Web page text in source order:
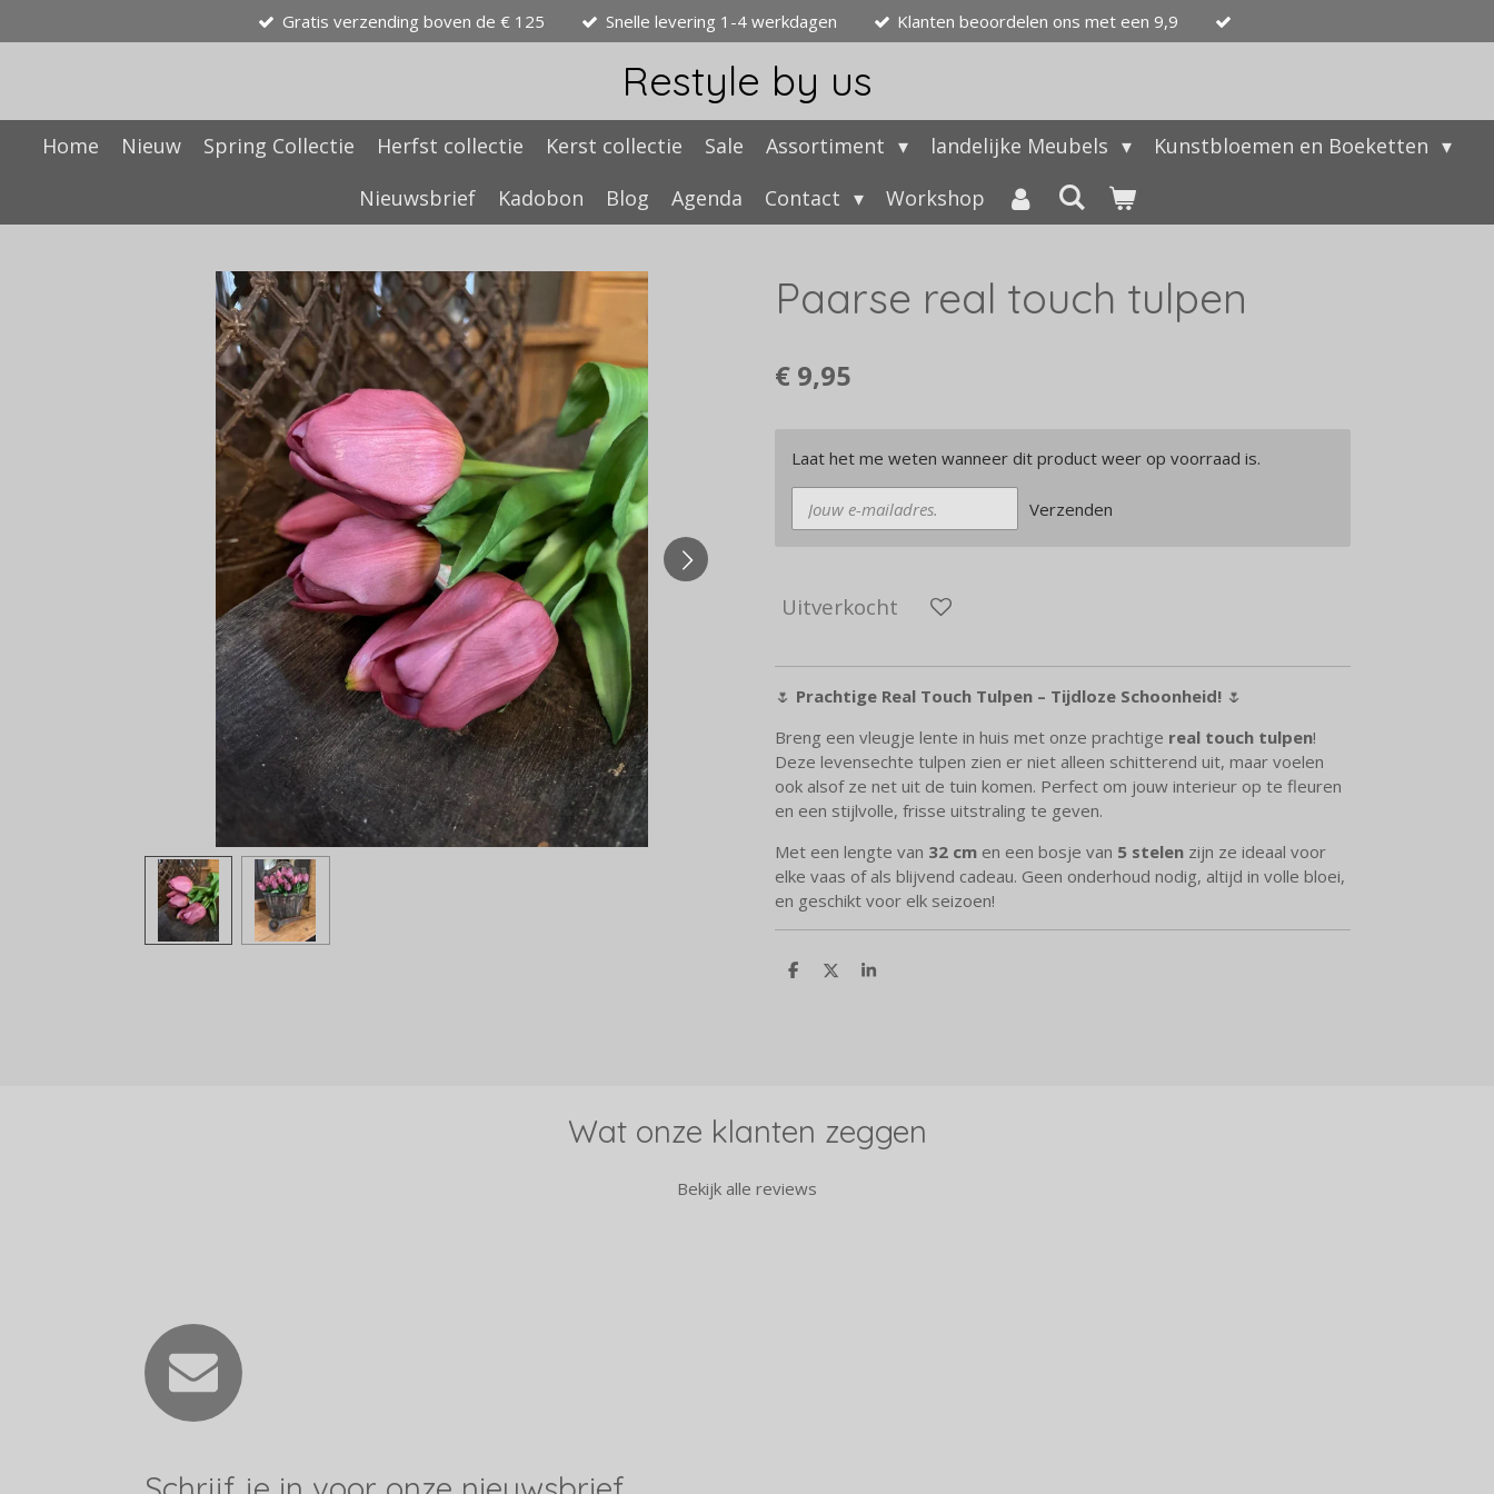
direct
hoofdinhoud
Gratis verzending boven de € 125 Snelle levering 1-4 werkdagen Klanten beoordelen ons met een 9,9
Restyle by us
Home Nieuw Spring Collectie Herfst collectie Kerst collectie Sale Assortiment landelijke Meubels
Kunstbloemen en Boeketten
Nieuwsbrief
Kadobon Blog Agenda Contact Workshop
Paarse real touch tulpen
€ 9,95
Laat het me weten wanneer dit product weer op voorraad is.
Verzenden
Uitverkocht
🌷 Prachtige Real Touch Tulpen – Tijdloze Schoonheid! 🌷
Breng een vleugje lente in huis met onze prachtige real touch tulpen!
Deze levensechte tulpen zien er niet alleen schitterend uit, maar voelen
ook alsof ze net uit de tuin komen. Perfect om jouw interieur op te fleuren
en een stijlvolle, frisse uitstraling te geven.
Met een lengte van 32 cm en een bosje van 5 stelen zijn ze ideaal voor
elke vaas of als blijvend cadeau. Geen onderhoud nodig, altijd in volle bloei,
en geschikt voor elk seizoen!
D
D
S
Wat onze klanten zeggen
Bekijk alle reviews